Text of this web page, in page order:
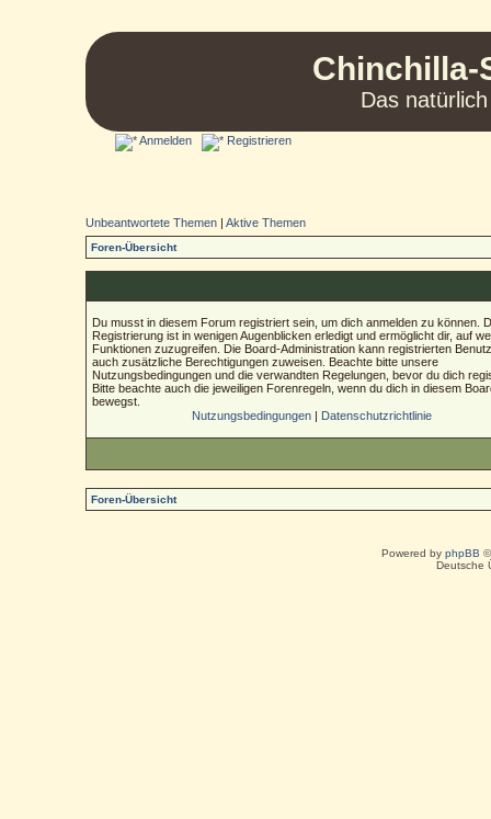
Chinchilla-
Das
Anmelden Registrieren
Unbeantwortete Themen |Aktive Themen
Foren-Übersicht
Du musst in diesem Forum registriert sein, um dich anmelden zu können.
Registrierung ist in wenigen Augenblicken erledigt und ermöglicht dir, auf
Funktionen zuzugreifen. Die Board-Administration kann registrierten
auch zusätzliche Berechtigungen zuweisen. Beachte bitte unsere
Nutzungsbedingungen und die verwandten Regelungen, bevor du dich
Bitte beachte auch die jeweiligen Forenregeln, wenn du dich in diesem
bewegst.
Nutzungsbedingungen| Datenschutzrichtlinie
Foren-Übersicht
Powered by phpBB
Deutsche